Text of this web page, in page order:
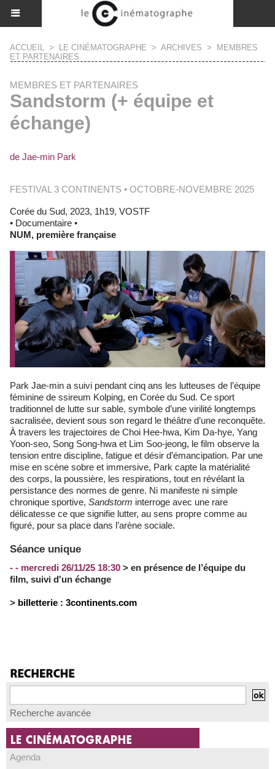
ACCUEIL > LE CINÉMATOGRAPHE > ARCHIVES >
MEMBRES
ET PARTENAIRES
MEMBRES ET PARTENAIRES
Sandstorm (+ équipe et
échange)
de Jae-min Park
FESTIVAL 3 CONTINENTS • OCTOBRE-NOVEMBRE 2025
Corée du Sud, 2023, 1h19, VOSTF
• Documentaire •
NUM, première française
Park Jae-min a suivi pendant cinq ans les lutteuses de l’équipe
féminine de ssireum Kolping, en Corée du Sud. Ce sport
traditionnel de lutte sur sable, symbole d’une virilité longtemps
sacralisée, devient sous son regard le théâtre d’une reconquête.
À travers les trajectoires de Choi Hee-hwa, Kim Da-hye, Yang
Yoon-seo, Song Song-hwa et Lim Soo-jeong, le film observe la
tension entre discipline, fatigue et désir d’émancipation. Par une
mise en scène sobre et immersive, Park capte la matérialité
des corps, la poussière, les respirations, tout en révélant la
persistance des normes de genre. Ni manifeste ni simple
chronique sportive, Sandstorm interroge avec une rare
délicatesse ce que signifie lutter, au sens propre comme au
figuré, pour sa place dans l’arène sociale.
Séance unique
- - mercredi 26/11/25 18:30 > en présence de l’équipe du
film, suivi d'un échange
> billetterie : 3continents.com
Recherche avancée
Agenda